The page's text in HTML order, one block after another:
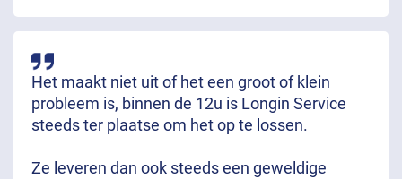
Het maakt niet uit of het een groot of klein
probleem is, binnen de 12u is Longin Service
steeds ter plaatse om het op te lossen.
Ze leveren dan ook steeds een geweldige